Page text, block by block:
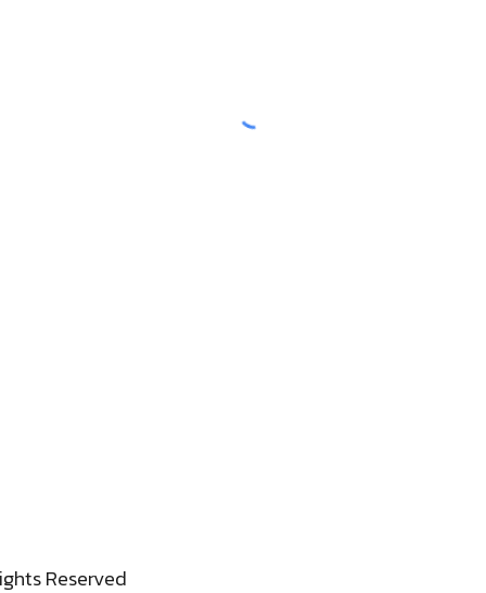
Reserved